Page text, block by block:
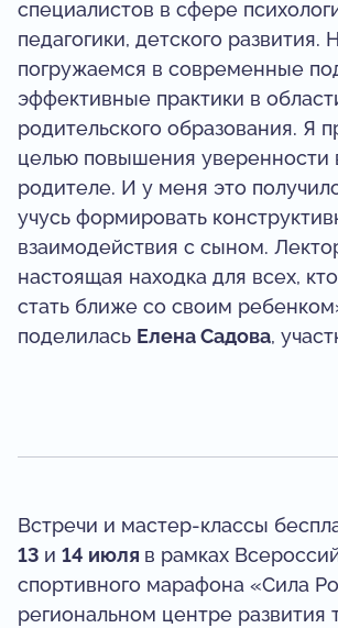
специалистов в сфере
педагогики, детского развития.
погружаемся в современные
эффективные практики в
родительского образования. Я
целью повышения уверенности
родителе. И у меня это
учусь формировать
взаимодействия с сыном.
настоящая находка для всех,
стать ближе со своим
поделилась Елена Садова,
Встречи и мастер-классы
13 и 14 июля в рамках
спортивного марафона «Сила
региональном центре развития